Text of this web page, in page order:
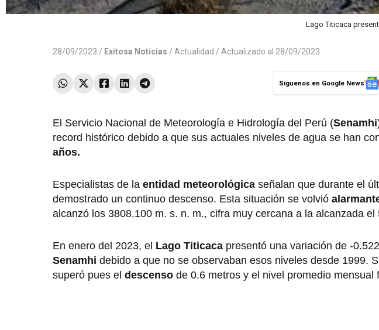
Lago Titicaca
28/09/2023 / Exitosa Noticias / Actualidad / Actualizado al 28/09/2023
Síguenos en Google News
El Servicio Nacional de Meteorología e Hidrología del Perú (Senamhi
record histórico debido a que sus actuales niveles de agua se han
años.
Especialistas de la entidad meteorológica señalan que durante el
demostrado un continuo descenso. Esta situación se volvió
alcanzó los 3808.100 m. s. n. m., cifra muy cercana a la alcanzada
En enero del 2023, el Lago Titicaca presentó una variación de -
Senamhi debido a que no se observaban esos niveles desde 1999.
superó pues el descenso de 0.6 metros y el nivel promedio